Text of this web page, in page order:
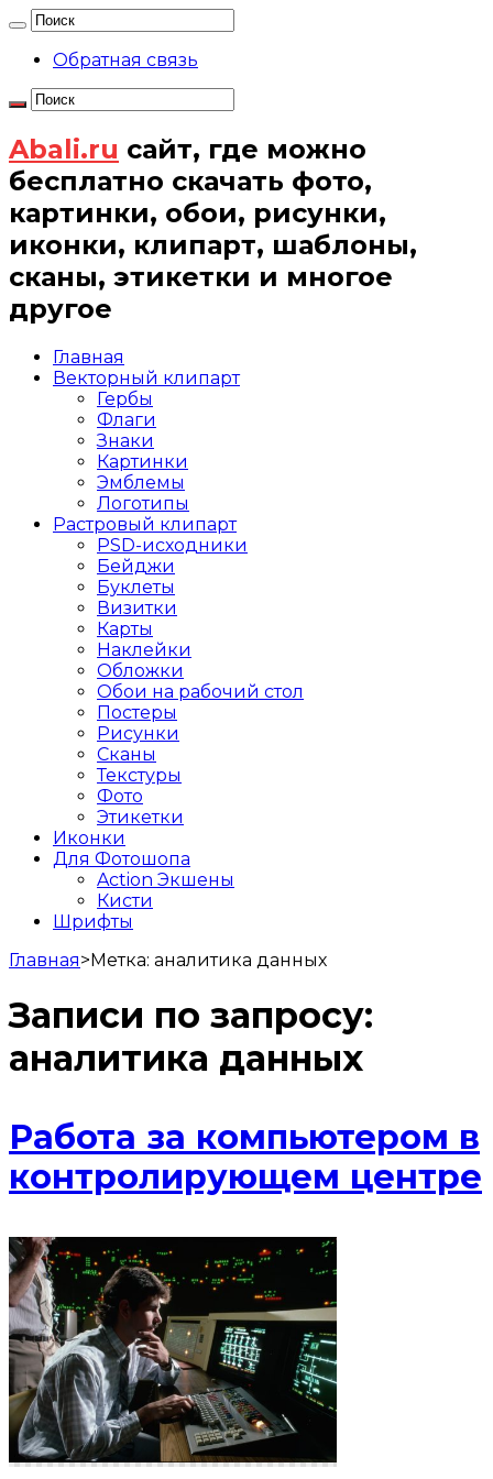
Обратная связь
Abali.ru сайт, где можно
бесплатно скачать фото,
картинки, обои, рисунки,
иконки, клипарт, шаблоны,
сканы, этикетки и многое
другое
Главная
Векторный клипарт
Гербы
Флаги
Знаки
Картинки
Эмблемы
Логотипы
Растровый клипарт
PSD-исходники
Бейджи
Буклеты
Визитки
Карты
Наклейки
Обложки
Обои на рабочий стол
Постеры
Рисунки
Сканы
Текстуры
Фото
Этикетки
Иконки
Для Фотошопа
Action Экшены
Кисти
Шрифты
Главная>Метка: аналитика данных
Записи по запросу:
аналитика данных
Работа за компьютером в
контролирующем центре